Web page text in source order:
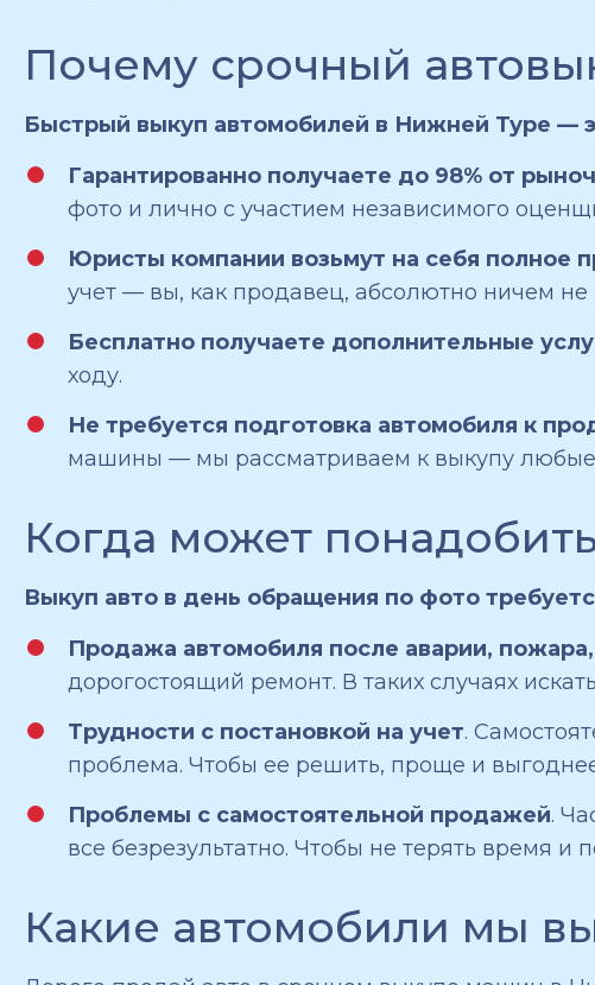
Почему срочный
Быстрый выкуп автомобилей в Нижней Туре —
Гарантированно получаете до 98% от
фото и лично с участием независимого
Юристы компании возьмут на себя полное
учет — вы, как продавец, абсолютно ничем не
Бесплатно получаете дополнительные
ходу.
Не требуется подготовка автомобиля к
машины — мы рассматриваем к выкупу любые
Когда может
Выкуп авто в день обращения по фото
Продажа автомобиля после аварии,
дорогостоящий ремонт. В таких случаях
Трудности с постановкой на учет.
проблема. Чтобы ее решить, проще и
Проблемы с самостоятельной продажей.
все безрезультатно. Чтобы не терять время
Какие автомобили мы